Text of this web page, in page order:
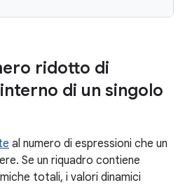
ridotto di
di un singolo
al numero di espressioni che un
Se un riquadro contiene
totali, i valori dinamici